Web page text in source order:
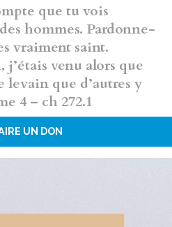
que tu vois
hommes. Pardonne-
vraiment saint.
venu alors que
que d’autres y
4 – ch 272.1
UN DON